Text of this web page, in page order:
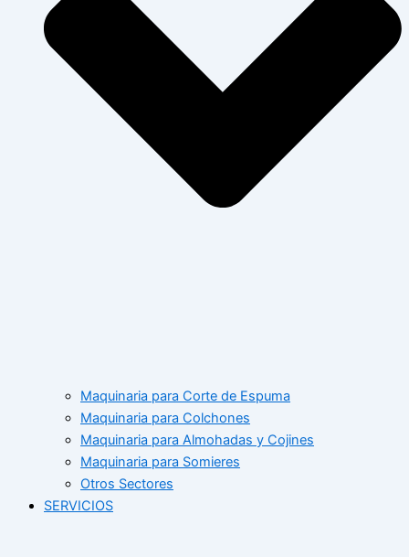
Maquinaria para Corte de Espuma
Maquinaria para Colchones
Maquinaria para Almohadas y Cojines
Maquinaria para Somieres
Otros Sectores
SERVICIOS